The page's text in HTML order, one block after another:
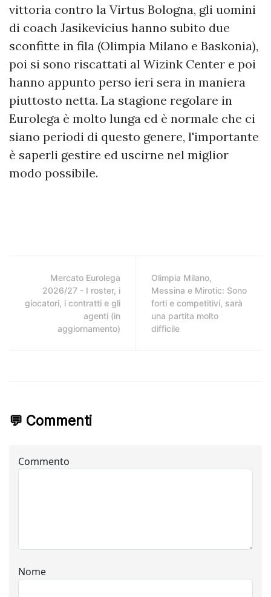
vittoria contro la Virtus Bologna, gli uomini
di coach Jasikevicius hanno subito due
sconfitte in fila (Olimpia Milano e Baskonia),
poi si sono riscattati al Wizink Center e poi
hanno appunto perso ieri sera in maniera
piuttosto netta. La stagione regolare in
Eurolega è molto lunga ed è normale che ci
siano periodi di questo genere, l'importante
è saperli gestire ed uscirne nel miglior
modo possibile.
Mercato Eurolega
2026/27 - I roster, i
giocatori, i contratti e gli
agenti (in
aggiornamento)
Olimpia Milano,
Messina e Mirotic: Sono
forti e competitivi, sarà
una partita molto
difficile
💬 Commenti